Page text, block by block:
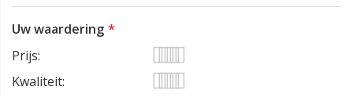
Uw waardering
Prijs
1
2
3
4
5
Kwaliteit